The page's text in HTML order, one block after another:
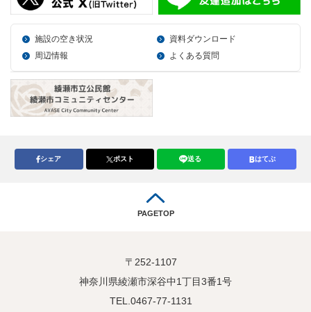
施設の空き状況
資料ダウンロード
周辺情報
よくある質問
シェア ポスト 送る はてぶ
PAGETOP
〒252-1107
神奈川県綾瀬市深谷中1丁目3番1号
TEL.0467-77-1131